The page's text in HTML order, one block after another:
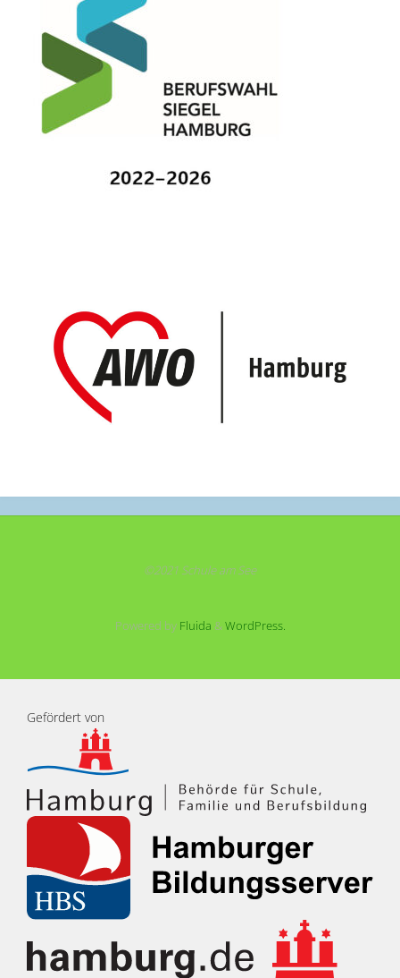
©2021 Schule am See
Powered byFluida &WordPress.
Gefördert von